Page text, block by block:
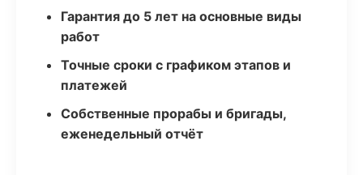
Гарантия до 5 лет на основные виды
работ
Точные сроки с графиком этапов и
платежей
Собственные прорабы и бригады,
еженедельный отчёт